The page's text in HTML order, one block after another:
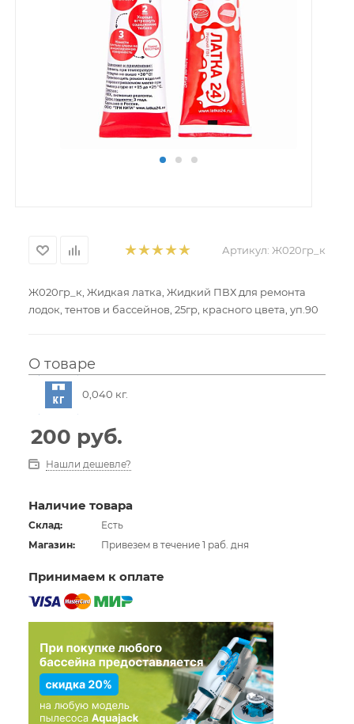
Артикул: Ж020гр_к
Ж020гр_к, Жидкая латка, Жидкий ПВХ для ремонта
лодок, тентов и бассейнов, 25гр, красного цвета, уп.90
О товаре
0,040 кг.
200 руб.
Нашли дешевле?
Наличие товара
Склад:
Есть
Магазин:
Привезем в течение 1 раб. дня
Принимаем к оплате